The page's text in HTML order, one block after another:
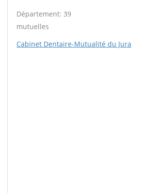
Département: 39
mutuelles
Cabinet Dentaire-Mutualité du Jura